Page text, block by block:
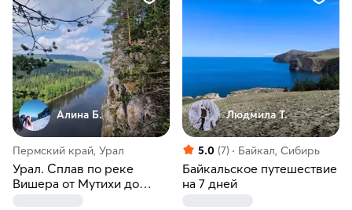
Алина Б.
Пермский край, Урал
Урал. Сплав по реке
Вишера от Мутихи до
Людмила Т.
5.0 (7) Байкал, Сибирь
Байкальское путешествие
на 7 дней